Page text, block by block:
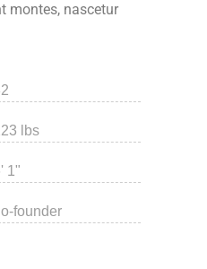
montes, nascetur
lbs
1"
founder